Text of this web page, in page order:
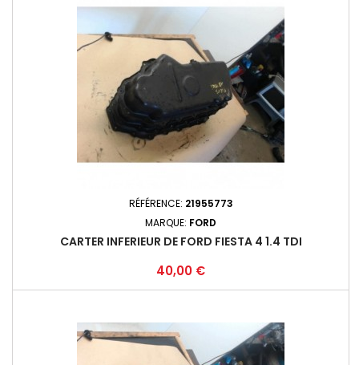
RÉFÉRENCE: 21955773
MARQUE: FORD
CARTER INFERIEUR DE FORD FIESTA 4 1.4 TDI
Prix
40,00 €